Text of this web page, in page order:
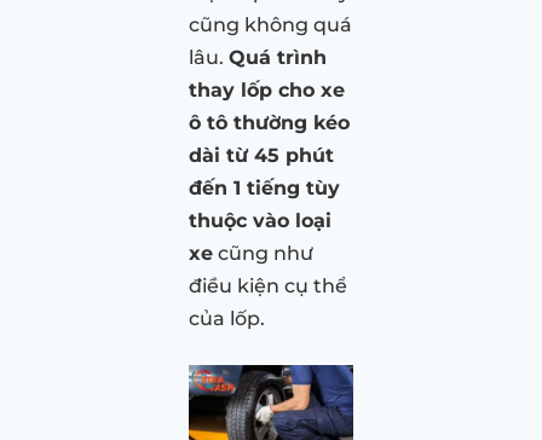
cũng không quá
lâu. Quá trình
thay lốp cho xe
ô tô thường kéo
dài từ 45 phút
đến 1 tiếng tùy
thuộc vào loại
xe cũng như
điều kiện cụ thể
của lốp.